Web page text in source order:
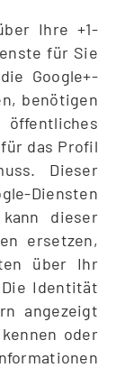
Ihre +1-
für Sie
Google+-
benötigen
das Profil
Dieser
Diensten
dieser
ersetzen,
über Ihr
Identität
angezeigt
oder